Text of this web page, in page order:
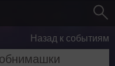
Назад к событиям